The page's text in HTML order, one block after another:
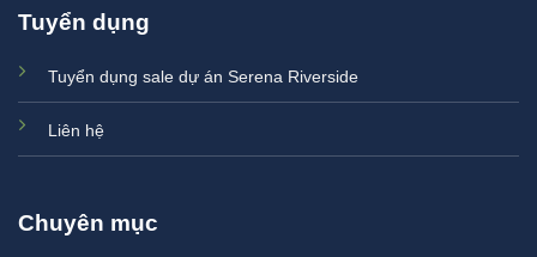
Tuyển dụng
Tuyển dụng sale dự án Serena Riverside
Liên hệ
Chuyên mục